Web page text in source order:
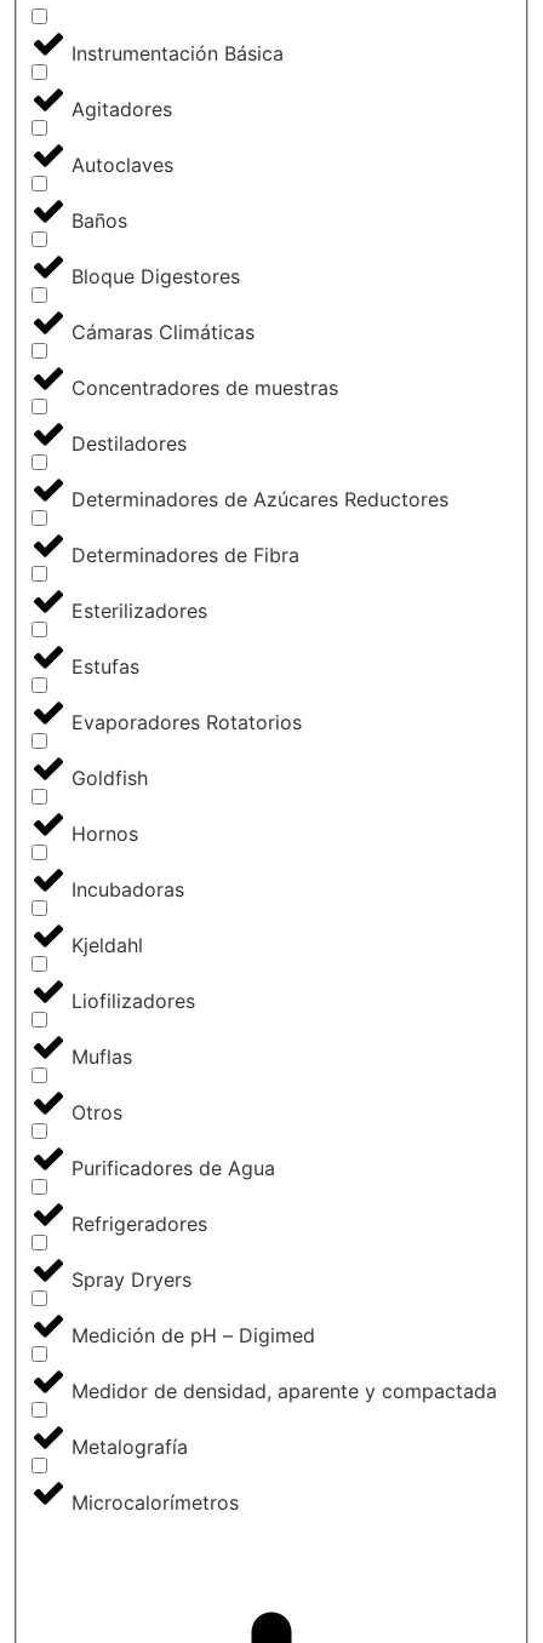
Instrumentación Básica
Agitadores
Autoclaves
Baños
Bloque Digestores
Cámaras Climáticas
Concentradores de muestras
Destiladores
Determinadores de Azúcares Reductores
Determinadores de Fibra
Esterilizadores
Estufas
Evaporadores Rotatorios
Goldfish
Hornos
Incubadoras
Kjeldahl
Liofilizadores
Muflas
Otros
Purificadores de Agua
Refrigeradores
Spray Dryers
Medición de pH – Digimed
Medidor de densidad, aparente y compactada
Metalografía
Microcalorímetros